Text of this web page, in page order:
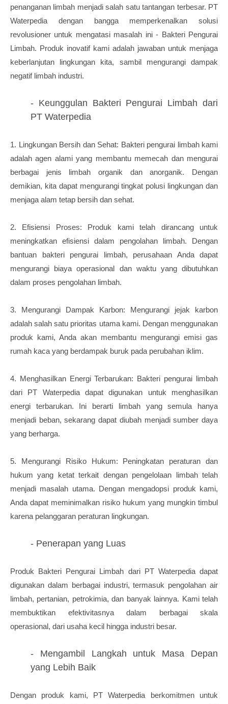
penanganan limbah menjadi salah satu tantangan terbesar. PT
Waterpedia dengan bangga memperkenalkan solusi
revolusioner untuk mengatasi masalah ini - Bakteri Pengurai
Limbah. Produk inovatif kami adalah jawaban untuk menjaga
keberlanjutan lingkungan kita, sambil mengurangi dampak
negatif limbah industri.
- Keunggulan Bakteri Pengurai Limbah dari
PT Waterpedia
1. Lingkungan Bersih dan Sehat: Bakteri pengurai limbah kami
adalah agen alami yang membantu memecah dan mengurai
berbagai jenis limbah organik dan anorganik. Dengan
demikian, kita dapat mengurangi tingkat polusi lingkungan dan
menjaga alam tetap bersih dan sehat.
2. Efisiensi Proses: Produk kami telah dirancang untuk
meningkatkan efisiensi dalam pengolahan limbah. Dengan
bantuan bakteri pengurai limbah, perusahaan Anda dapat
mengurangi biaya operasional dan waktu yang dibutuhkan
dalam proses pengolahan limbah.
3. Mengurangi Dampak Karbon: Mengurangi jejak karbon
adalah salah satu prioritas utama kami. Dengan menggunakan
produk kami, Anda akan membantu mengurangi emisi gas
rumah kaca yang berdampak buruk pada perubahan iklim.
4. Menghasilkan Energi Terbarukan: Bakteri pengurai limbah
dari PT Waterpedia dapat digunakan untuk menghasilkan
energi terbarukan. Ini berarti limbah yang semula hanya
menjadi beban, sekarang dapat diubah menjadi sumber daya
yang berharga.
5. Mengurangi Risiko Hukum: Peningkatan peraturan dan
hukum yang ketat terkait dengan pengelolaan limbah telah
menjadi masalah utama. Dengan mengadopsi produk kami,
Anda dapat meminimalkan risiko hukum yang mungkin timbul
karena pelanggaran peraturan lingkungan.
- Penerapan yang Luas
Produk Bakteri Pengurai Limbah dari PT Waterpedia dapat
digunakan dalam berbagai industri, termasuk pengolahan air
limbah, pertanian, petrokimia, dan banyak lainnya. Kami telah
membuktikan efektivitasnya dalam berbagai skala
operasional, dari usaha kecil hingga industri besar.
- Mengambil Langkah untuk Masa Depan
yang Lebih Baik
Dengan produk kami, PT Waterpedia berkomitmen untuk